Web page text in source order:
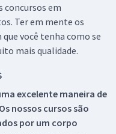
concursos em
Ter em mente os
você tenha como se
mais qualidade.
excelente maneira de
nossos cursos são
por um corpo